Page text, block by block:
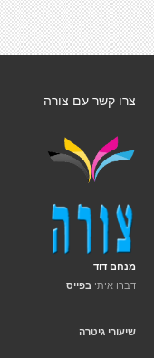
צרו קשר עם צורה
מנחם דוד
דברו איתי בפייס
שיעורי גיטרה